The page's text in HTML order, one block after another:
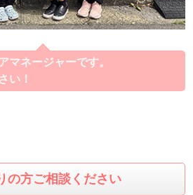
マネージャーです。
い！
の方ご相談ください